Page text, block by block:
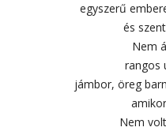
egyszerű
és
Nem
rangos
jámbor, öreg
Nem